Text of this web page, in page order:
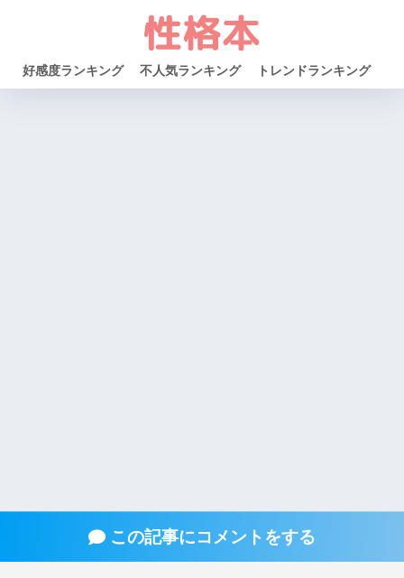
好感度ランキング 不人気ランキング トレンドランキング
この記事にコメントをする